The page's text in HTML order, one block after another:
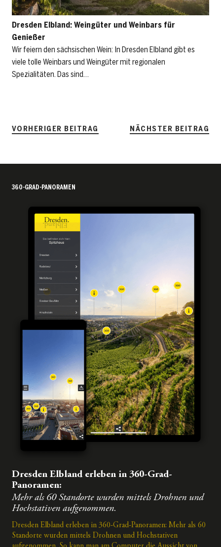
Dresden Elbland: Weingüter und Weinbars für
Genießer
Wir feiern den sächsischen Wein: In Dresden Elbland gibt es
viele tolle Weinbars und Weingüter mit regionalen
Spezialitäten. Das sind…
VORHERIGER BEITRAG NÄCHSTER BEITRAG
360-GRAD-PANORAMEN
Dresden Elbland erleben in 360-Grad-
Panoramen:
Mehr als 60 Standorte wurden mittels Drohnen und
Hochstativen aufgenommen.
Dresden Elbland erleben in 360-Grad-Panoramen: Mehr als 60
Standorte wurden mittels Drohnen und Hochstativen